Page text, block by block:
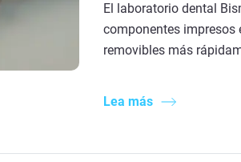
El laboratorio dental
componentes impresos
removibles más
Lea más